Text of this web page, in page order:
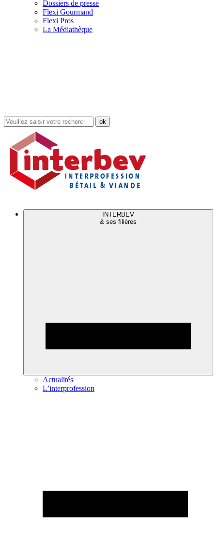
Dossiers de presse
Flexi Gourmand
Flexi Pros
La Médiathèque
Rechercher
dans
site
INTERBEV
& ses filières
Actualités
L’interprofession